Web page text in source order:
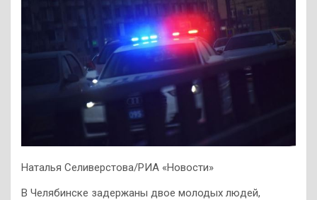
Наталья Селиверстова/РИА «Новости»
В Челябинске задержаны двое молодых людей,